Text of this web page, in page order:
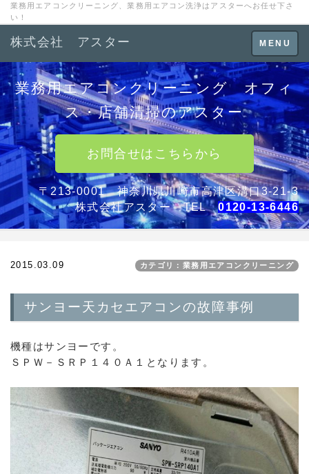
業務用エアコンクリーニング、業務用エアコン洗浄はアスターへお任せ下さ
い！
Toggle
navigation
MENU
株式会社 アスター
業務用エアコンクリーニング オフィ
ス・店舗清掃のアスター
お問合せはこちらから
〒213-0001 神奈川県川崎市高津区溝口3-21-3
株式会社アスター TEL0120-13-6446
2015.03.09 カテゴリ：業務用エアコンクリーニング
サンヨー天カセエアコンの故障事例
機種はサンヨーです。
ＳＰＷ－ＳＲＰ１４０Ａ１となります。